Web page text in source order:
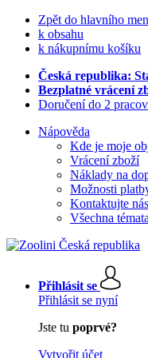
Zpět do hlavního
k obsahu
k nákupnímu košíku
Česká republika:
Bezplatné vrácení
Doručení do 2
Nápověda
Kde je moje
Vrácení zboží
Náklady na
Možnosti
Kontaktujte nás
Všechna témata
Přihlásit se
Přihlásit se nyní
Jste tu poprvé?
Vytvořit účet